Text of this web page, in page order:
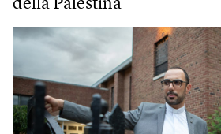
della Palestina